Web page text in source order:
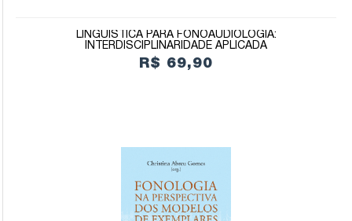
LINGUÍSTICA PARA FONOAUDIOLOGIA:
INTERDISCIPLINARIDADE APLICADA
R$ 69,90